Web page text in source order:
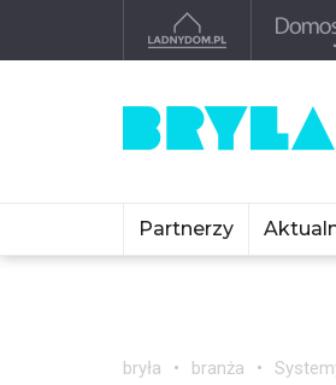
Partnerzy
bryła branża